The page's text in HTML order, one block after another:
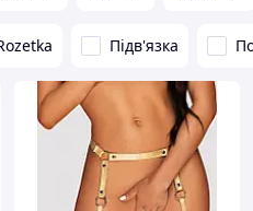
Підв'язка